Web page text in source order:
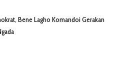
Bene Lagho Komandoi Gerakan